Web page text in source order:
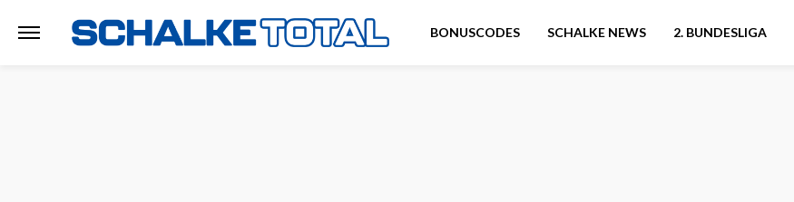
BONUSCODES SCHALKE NEWS 2. BUNDESLIGA